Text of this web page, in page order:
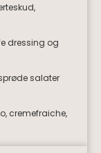
dressing og
salater
cremefraiche,